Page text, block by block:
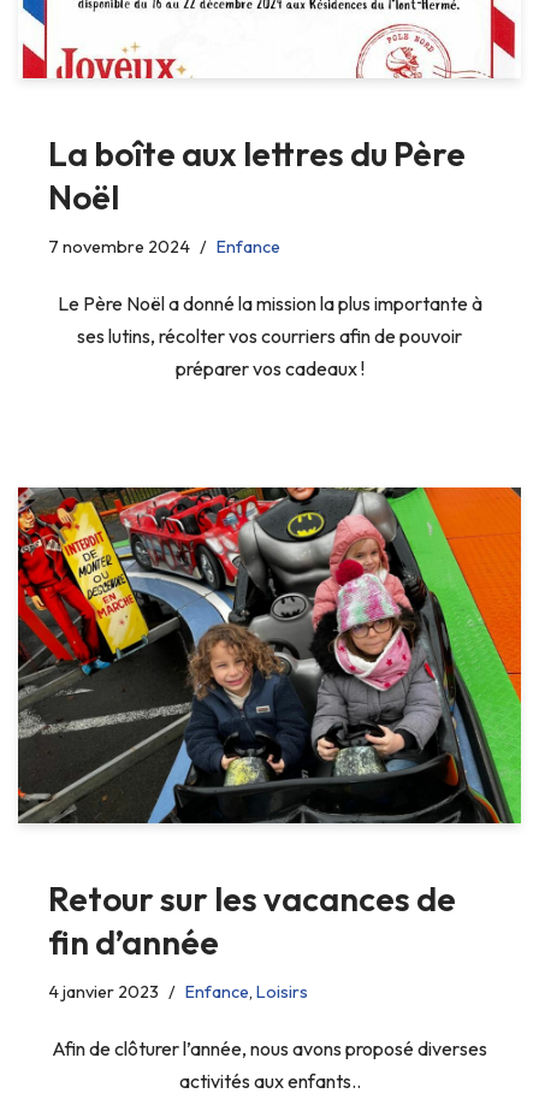
La boîte aux lettres du Père
Noël
7 novembre 2024 Enfance
Le Père Noël a donné la mission la plus importante à
ses lutins, récolter vos courriers afin de pouvoir
préparer vos cadeaux !
Retour sur les vacances de
fin d’année
4 janvier 2023 Enfance, Loisirs
Afin de clôturer l’année, nous avons proposé diverses
activités aux enfants..